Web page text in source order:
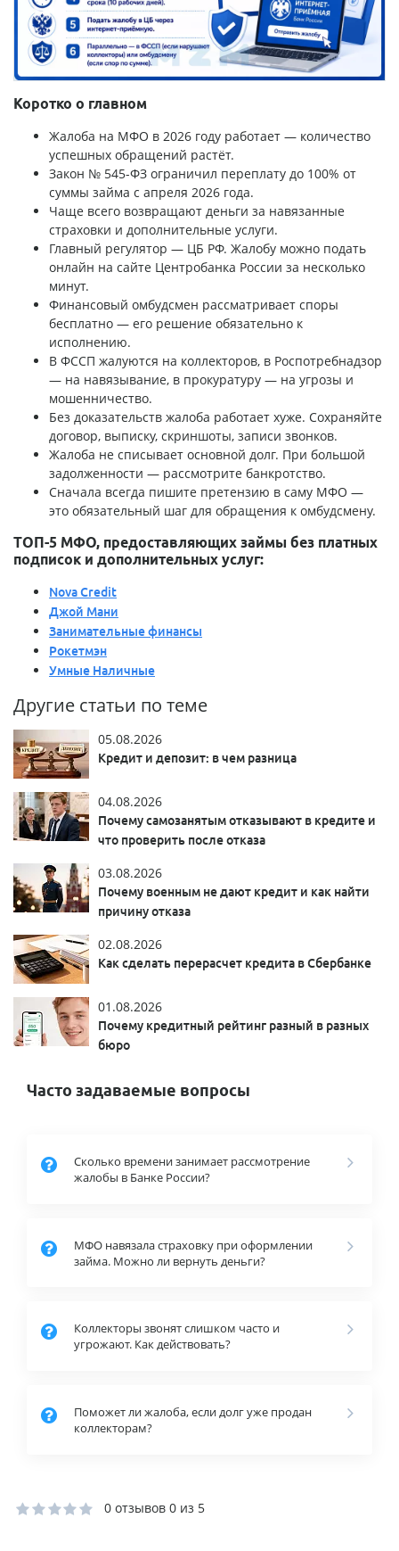
Коротко о главном
Жалоба на МФО в 2026 году работает — количество
успешных обращений растёт.
Закон № 545-ФЗ ограничил переплату до 100% от
суммы займа с апреля 2026 года.
Чаще всего возвращают деньги за навязанные
страховки и дополнительные услуги.
Главный регулятор — ЦБ РФ. Жалобу можно подать
онлайн на сайте Центробанка России за несколько
минут.
Финансовый омбудсмен рассматривает споры
бесплатно — его решение обязательно к
исполнению.
В ФССП жалуются на коллекторов, в Роспотребнадзор
— на навязывание, в прокуратуру — на угрозы и
мошенничество.
Без доказательств жалоба работает хуже. Сохраняйте
договор, выписку, скриншоты, записи звонков.
Жалоба не списывает основной долг. При большой
задолженности — рассмотрите банкротство.
Сначала всегда пишите претензию в саму МФО —
это обязательный шаг для обращения к омбудсмену.
ТОП-5 МФО, предоставляющих займы без платных
подписок и дополнительных услуг:
Nova Credit
Джой Мани
Занимательные финансы
Рокетмэн
Умные Наличные
Другие статьи по теме
05.08.2026
Кредит и депозит: в чем разница
04.08.2026
Почему самозанятым отказывают в кредите и
что проверить после отказа
03.08.2026
Почему военным не дают кредит и как найти
причину отказа
02.08.2026
Как сделать перерасчет кредита в Сбербанке
01.08.2026
Почему кредитный рейтинг разный в разных
бюро
Часто задаваемые вопросы
Сколько времени занимает рассмотрение
жалобы в Банке России?
МФО навязала страховку при оформлении
займа. Можно ли вернуть деньги?
Коллекторы звонят слишком часто и
угрожают. Как действовать?
Поможет ли жалоба, если долг уже продан
коллекторам?
0 отзывов 0 из 5